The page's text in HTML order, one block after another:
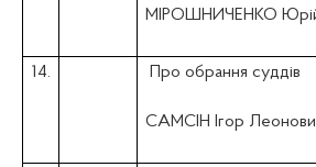
МІРОШНИЧЕНКО Юрій
14. Про обрання суддів
САМСІН Ігор